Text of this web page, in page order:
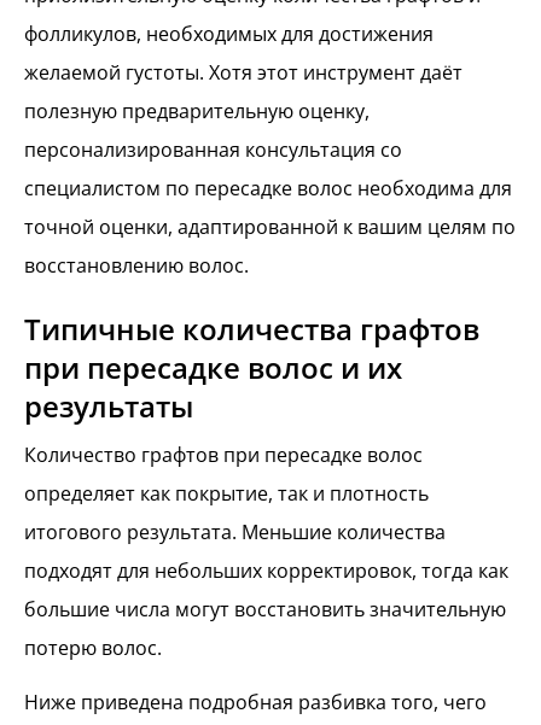
фолликулов, необходимых для достижения
желаемой густоты. Хотя этот инструмент даёт
полезную предварительную оценку,
персонализированная консультация со
специалистом по пересадке волос необходима для
точной оценки, адаптированной к вашим целям по
восстановлению волос.
Типичные количества графтов
при пересадке волос и их
результаты
Количество графтов при пересадке волос
определяет как покрытие, так и плотность
итогового результата. Меньшие количества
подходят для небольших корректировок, тогда как
большие числа могут восстановить значительную
потерю волос.
Ниже приведена подробная разбивка того, чего